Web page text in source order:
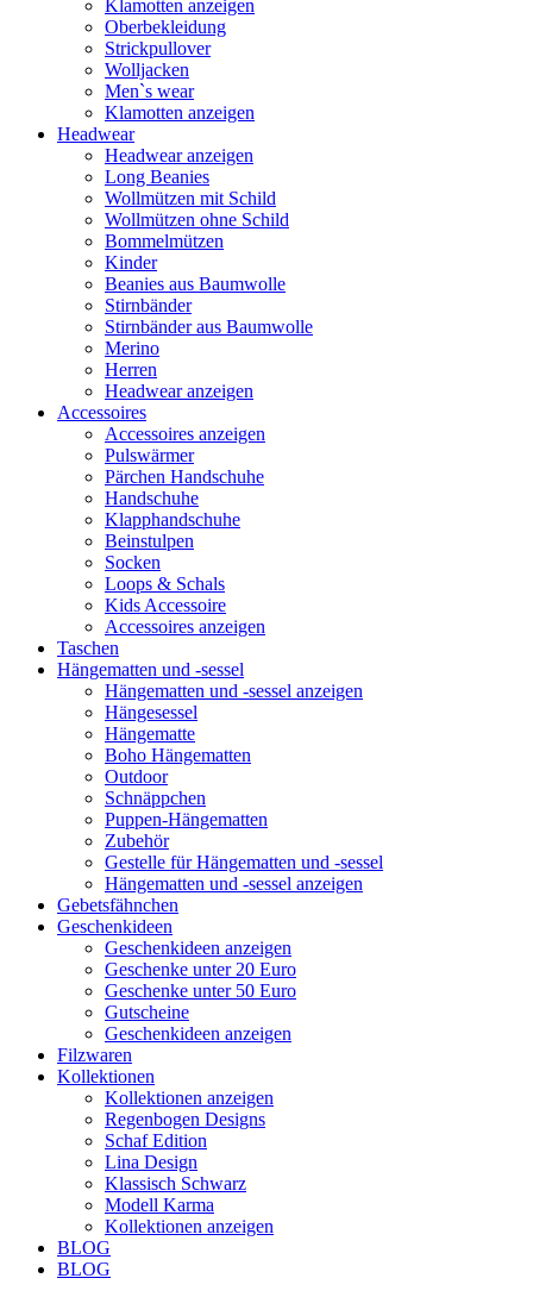
Klamotten anzeigen
Oberbekleidung
Strickpullover
Wolljacken
Men`s wear
Klamotten anzeigen
Headwear
Headwear anzeigen
Long Beanies
Wollmützen mit Schild
Wollmützen ohne Schild
Bommelmützen
Kinder
Beanies aus Baumwolle
Stirnbänder
Stirnbänder aus Baumwolle
Merino
Herren
Headwear anzeigen
Accessoires
Accessoires anzeigen
Pulswärmer
Pärchen Handschuhe
Handschuhe
Klapphandschuhe
Beinstulpen
Socken
Loops & Schals
Kids Accessoire
Accessoires anzeigen
Taschen
Hängematten und -sessel
Hängematten und -sessel anzeigen
Hängesessel
Hängematte
Boho Hängematten
Outdoor
Schnäppchen
Puppen-Hängematten
Zubehör
Gestelle für Hängematten und -sessel
Hängematten und -sessel anzeigen
Gebetsfähnchen
Geschenkideen
Geschenkideen anzeigen
Geschenke unter 20 Euro
Geschenke unter 50 Euro
Gutscheine
Geschenkideen anzeigen
Filzwaren
Kollektionen
Kollektionen anzeigen
Regenbogen Designs
Schaf Edition
Lina Design
Klassisch Schwarz
Modell Karma
Kollektionen anzeigen
BLOG
BLOG